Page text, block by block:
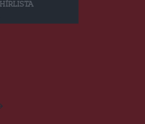
HÍRLISTA